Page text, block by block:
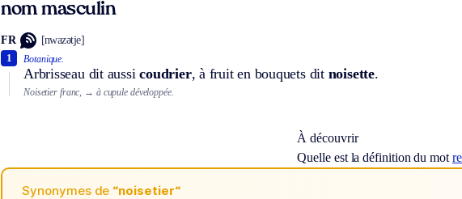
nom masculin
FR [nwazətje]
Botanique.
Arbrisseau dit aussicoudrier, à fruit en bouquets dit noisette.
1
Noisetier franc, → à cupule développée.
À découvrir
Quelle est la définition du mot
Synonymes de “noisetier“